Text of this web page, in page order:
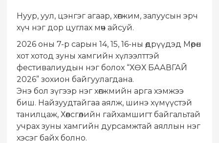
Нуур, уул, цэнгэг агаар, хөгжим, залуусын эрч
хүч нэг дор цуглах мөч айсуй.
2026 оны 7-р сарын 14, 15, 16-ны өдрүүдэд Мөрөн
хот хотод зуны хамгийн хүлээлттэй
фестивалиудын нэг болох “ХӨХ БААВГАЙ
2026” зохион байгуулагдана.
Энэ бол зүгээр нэг хөгжмийн арга хэмжээ
биш. Найзуудтайгаа аялж, шинэ хүмүүстэй
танилцаж, Хөвсгөлийн гайхамшигт байгальтай
учрах зуны хамгийн дурсамжтай аяллын нэг
хэсэг байх болно.